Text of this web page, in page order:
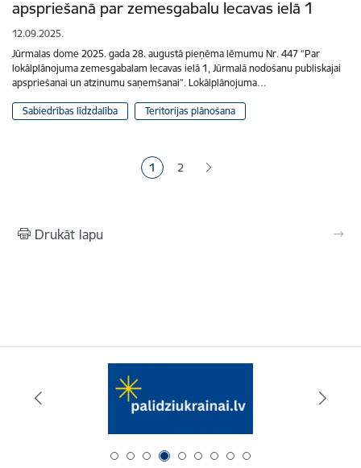
apspriešanā par zemesgabalu Iecavas ielā 1
12.09.2025.
Jūrmalas dome 2025. gada 28. augustā pieņēma lēmumu Nr. 447 “Par
lokālplānojuma zemesgabalam Iecavas ielā 1, Jūrmalā nodošanu publiskajai
apspriešanai un atzinumu saņemšanai”. Lokālplānojuma…
Sabiedrības līdzdalība Teritorijas plānošana
Pašreizējā lapa
1 Lapa
2
Drukāt lapu